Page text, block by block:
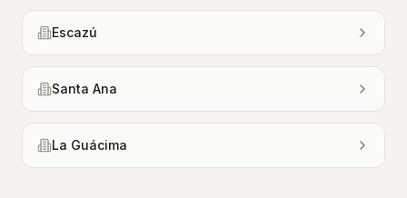
Escazú
Santa Ana
La Guácima